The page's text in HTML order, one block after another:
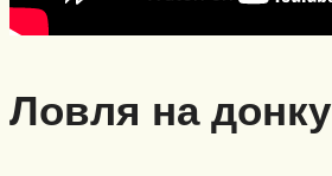
Ловля на донку